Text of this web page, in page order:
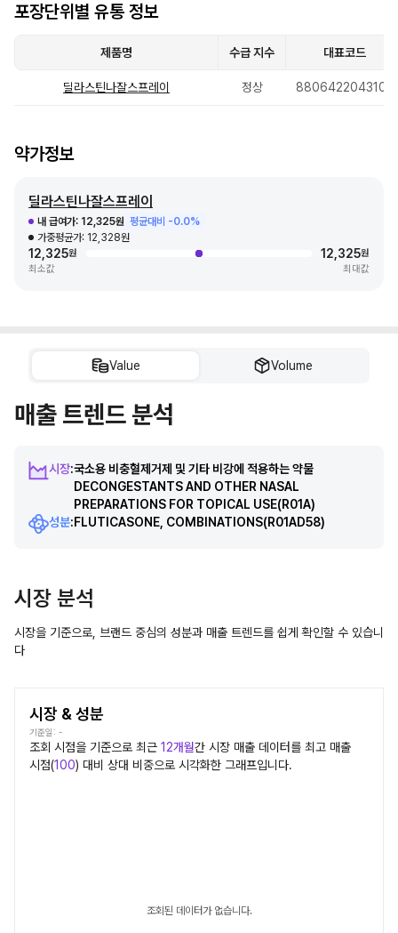
포장단위별 유통 정보
제품명 수급 지수 대표코드
딜라스틴나잘스프레이 정상 8806422043104
약가정보
딜라스틴나잘스프레이
내 급여가: 12,325원 평균대비 -0.0%
가중평균가: 12,328원
12,325원
최소값
12,325원
최대값
Value Volume
매출 트렌드 분석
시장:국소용 비충혈제거제 및 기타 비강에 적용하는 약물
DECONGESTANTS AND OTHER NASAL
PREPARATIONS FOR TOPICAL USE(R01A)
성분:FLUTICASONE, COMBINATIONS(R01AD58)
시장 분석
시장을 기준으로, 브랜드 중심의 성분과 매출 트렌드를 쉽게 확인할 수 있습니
다
시장 & 성분
기준일: -
조회 시점을 기준으로 최근 12개월간 시장 매출 데이터를 최고 매출
시점(100) 대비 상대 비중으로 시각화한 그래프입니다.
조회된 데이터가 없습니다.